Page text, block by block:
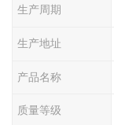
生产周期
生产地址
产品名称
质量等级